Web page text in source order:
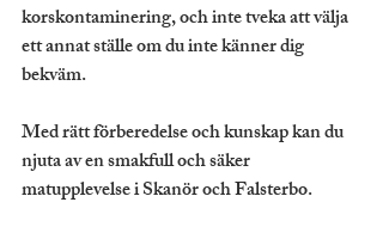
korskontaminering, och inte tveka att välja
ett annat ställe om du inte känner dig
bekväm.
Med rätt förberedelse och kunskap kan du
njuta av en smakfull och säker
matupplevelse i Skanör och Falsterbo.